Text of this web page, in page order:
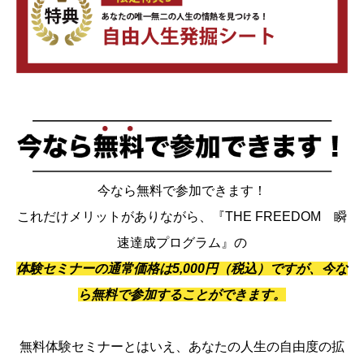
今なら無料で参加できます！
これだけメリットがありながら、『THE FREEDOM 瞬
速達成プログラム』の
体験セミナーの通常価格は5,000円（税込）ですが、今な
ら無料で参加することができます。
無料体験セミナーとはいえ、あなたの人生の自由度の拡